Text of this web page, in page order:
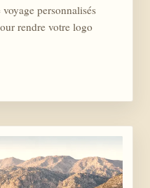
personnalisés
rendre votre logo